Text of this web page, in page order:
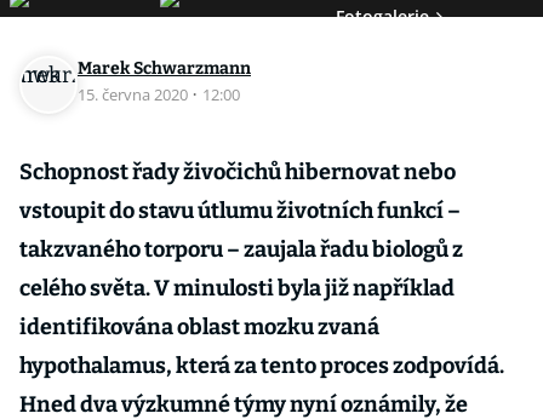
Fotogalerie
Marek Schwarzmann
15. června 2020 · 12:00
Schopnost řady živočichů hibernovat nebo
vstoupit do stavu útlumu životních funkcí –
takzvaného torporu – zaujala řadu biologů z
celého světa. V minulosti byla již například
identifikována oblast mozku zvaná
hypothalamus, která za tento proces zodpovídá.
Hned dva výzkumné týmy nyní oznámily, že